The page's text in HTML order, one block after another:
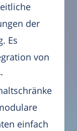
der
Es
von
einfach